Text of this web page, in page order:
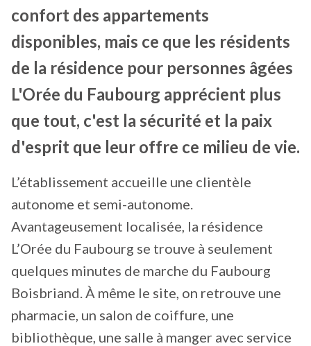
confort des appartements
disponibles, mais ce que les résidents
de la résidence pour personnes âgées
L'Orée du Faubourg apprécient plus
que tout, c'est la sécurité et la paix
d'esprit que leur offre ce milieu de vie.
L’établissement accueille une clientèle
autonome et semi-autonome.
Avantageusement localisée, la résidence
L’Orée du Faubourg se trouve à seulement
quelques minutes de marche du Faubourg
Boisbriand. À même le site, on retrouve une
pharmacie, un salon de coiffure, une
bibliothèque, une salle à manger avec service